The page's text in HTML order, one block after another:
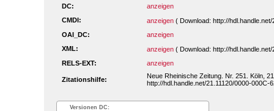
DC:
anzeigen
CMDI:
anzeigen ( Download: http://
OAI_DC:
anzeigen
XML:
anzeigen ( Download: http://
RELS-EXT:
anzeigen
Zitationshilfe:
Neue Rheinische Zeitung. Nr. 251. Köln,
http://hdl.handle.net/21.11120/0000-000C-
Versionen DC: